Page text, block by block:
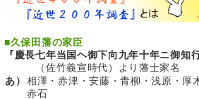
■久保田藩の家臣
『慶長七年当国ヘ御下向九年十年ニ御知
（佐竹義宣時代）より藩士家名
あ） 相澤・赤津・安藤・青柳・浅原・厚
赤石